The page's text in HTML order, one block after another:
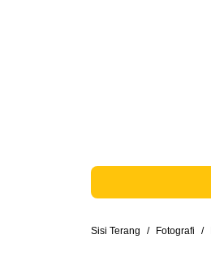
Sisi Terang / Fotografi /